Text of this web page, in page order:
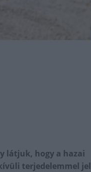
látjuk, hogy a hazai
terjedelemmel